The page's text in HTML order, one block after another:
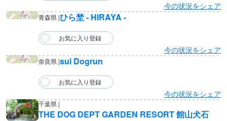
今の状況をシェア
青森県 |ひら埜 - HIRAYA -
今の状況をシェア
奈良県 |sui Dogrun
今の状況をシェア
千葉県 |
THE DOG DEPT GARDEN RESORT 館山犬石